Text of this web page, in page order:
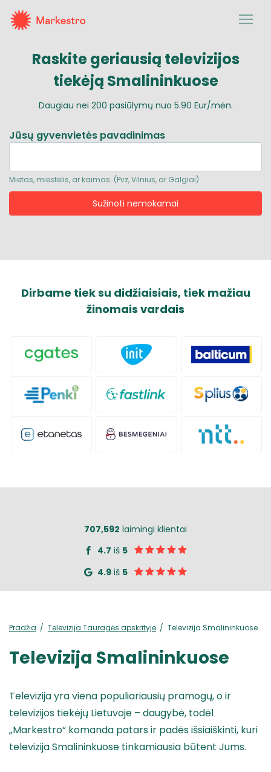
Raskite geriausią televizijos
tiekėją Smalininkuose
Daugiau nei 200 pasiūlymų nuo 5.90 Eur/mėn.
Jūsų gyvenvietės pavadinimas
Mietas, miestelis, ar kaimas. (Pvz, Vilnius, ar Galgiai)
Sužinoti nemokamai
Dirbame tiek su didžiaisiais, tiek mažiau
žinomais vardais
707,592 laimingi klientai
4.7 iš 5
4.9 iš 5
Pradžia Televizija Tauragės apskrityje Televizija Smalininkuose
Televizija Smalininkuose
Televizija yra viena populiariausių pramogų, o ir
televizijos tiekėjų Lietuvoje – daugybė, todėl
„Markestro“ komanda patars ir padės išsiaiškinti, kuri
televizija Smalininkuose tinkamiausia būtent Jums.